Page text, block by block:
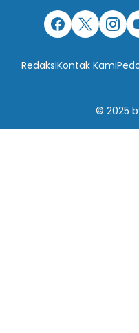
RedaksiKontak Kami
© 2025